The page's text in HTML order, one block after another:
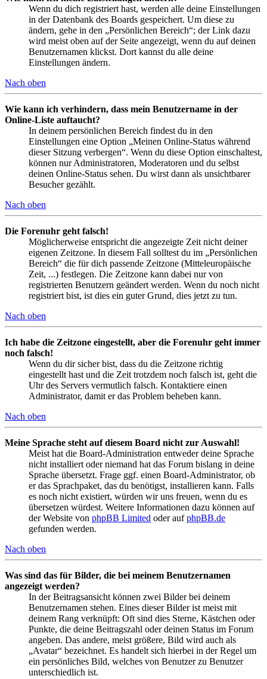
Wenn du dich registriert hast, werden alle deine Einstellungen
in der Datenbank des Boards gespeichert. Um diese zu
ändern, gehe in den „Persönlichen Bereich“; der Link dazu
wird meist oben auf der Seite angezeigt, wenn du auf deinen
Benutzernamen klickst. Dort kannst du alle deine
Einstellungen ändern.
Nach oben
Wie kann ich verhindern, dass mein Benutzername in der
Online-Liste auftaucht?
In deinem persönlichen Bereich findest du in den
Einstellungen eine Option „Meinen Online-Status während
dieser Sitzung verbergen“. Wenn du diese Option einschaltest,
können nur Administratoren, Moderatoren und du selbst
deinen Online-Status sehen. Du wirst dann als unsichtbarer
Besucher gezählt.
Nach oben
Die Forenuhr geht falsch!
Möglicherweise entspricht die angezeigte Zeit nicht deiner
eigenen Zeitzone. In diesem Fall solltest du im „Persönlichen
Bereich“ die für dich passende Zeitzone (Mitteleuropäische
Zeit, ...) festlegen. Die Zeitzone kann dabei nur von
registrierten Benutzern geändert werden. Wenn du noch nicht
registriert bist, ist dies ein guter Grund, dies jetzt zu tun.
Nach oben
Ich habe die Zeitzone eingestellt, aber die Forenuhr geht immer
noch falsch!
Wenn du dir sicher bist, dass du die Zeitzone richtig
eingestellt hast und die Zeit trotzdem noch falsch ist, geht die
Uhr des Servers vermutlich falsch. Kontaktiere einen
Administrator, damit er das Problem beheben kann.
Nach oben
Meine Sprache steht auf diesem Board nicht zur Auswahl!
Meist hat die Board-Administration entweder deine Sprache
nicht installiert oder niemand hat das Forum bislang in deine
Sprache übersetzt. Frage ggf. einen Board-Administrator, ob
er das Sprachpaket, das du benötigst, installieren kann. Falls
es noch nicht existiert, würden wir uns freuen, wenn du es
übersetzen würdest. Weitere Informationen dazu können auf
der Website von phpBB Limited oder aufphpBB.de
gefunden werden.
Nach oben
Was sind das für Bilder, die bei meinem Benutzernamen
angezeigt werden?
In der Beitragsansicht können zwei Bilder bei deinem
Benutzernamen stehen. Eines dieser Bilder ist meist mit
deinem Rang verknüpft: Oft sind dies Sterne, Kästchen oder
Punkte, die deine Beitragszahl oder deinen Status im Forum
angeben. Das andere, meist größere, Bild wird auch als
„Avatar“ bezeichnet. Es handelt sich hierbei in der Regel um
ein persönliches Bild, welches von Benutzer zu Benutzer
unterschiedlich ist.